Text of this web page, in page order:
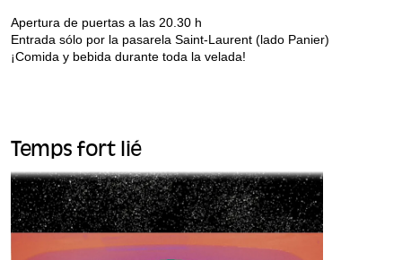
Apertura de puertas a las 20.30 h
Entrada sólo por la pasarela Saint-Laurent (lado Panier)
¡Comida y bebida durante toda la velada!
Temps fort lié